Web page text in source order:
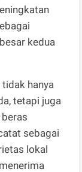
kedua
hanya
tetapi juga
sebagai
lokal